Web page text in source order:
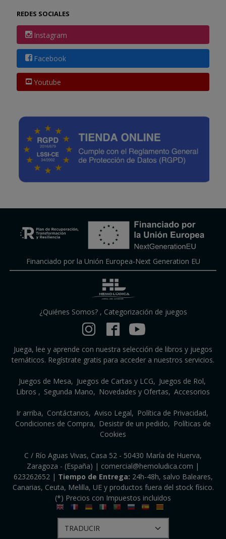
REDES SOCIALES
Instagram
Facebook
Youtube
Financiado por la Unión Europea-Next Generation EU
¿Quiénes Somos?, Categorización de juegos
Juega, lee y aprende con nuestra selección de libros y juegos
temáticos. Regístrate gratis para acceder a nuestros servicios.
Juegos de Mesa Juegos de Cartas y LCG
Juegos de Rol
Libros
Segunda Mano Novedades y Ofertas Accesorios
Ir arriba Contáctanos Aviso Legal
Política de Privacidad
Condiciones de Compra
Desistir de un pedido
Políticas de
Cookies
C / Río Aguas Vivas, Casa 52 - 50430 María de Huerva,
Zaragoza - (España) | comercial@hemoludica.com |
623262652| Tiempo de Entrega: 24h-48h, salvo Baleares,
Canarias, Ceuta, Melilla, UE y productos fuera del stock físico.
(*) Precios con Impuestos incluidos